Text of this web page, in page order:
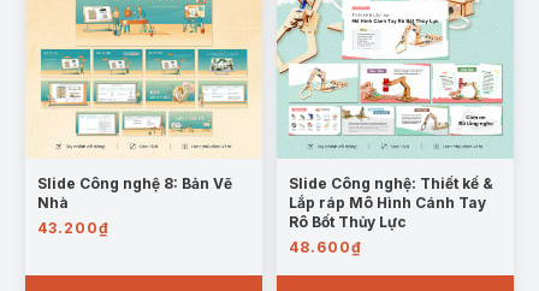
Mẫu trang khái niệm về lập trình công nghệ gia công
Slide Công nghệ 8: Bản Vẽ
Nhà
43.200₫
Slide Công nghệ: Thiết kế &
Lắp ráp Mô Hình Cánh Tay
Rô Bốt Thủy Lực
48.600₫